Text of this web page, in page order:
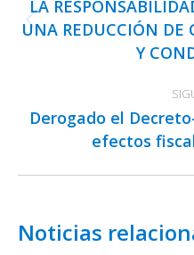
publicaciones
LA
UNA REDUCCIÓN DE
Y
Derogado el
efectos
Noticias